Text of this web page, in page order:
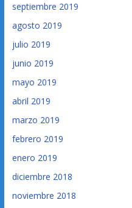
septiembre 2019
agosto 2019
julio 2019
junio 2019
mayo 2019
abril 2019
marzo 2019
febrero 2019
enero 2019
diciembre 2018
noviembre 2018